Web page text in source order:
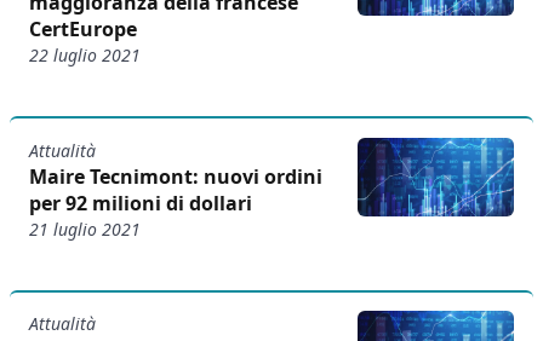
CertEurope
22 luglio 2021
Attualità
Maire Tecnimont: nuovi ordini
per 92 milioni di dollari
21 luglio 2021
Attualità